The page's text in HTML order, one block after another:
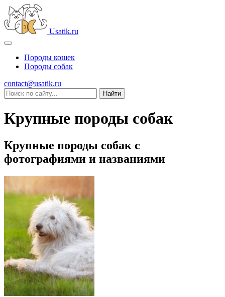
Usatik.ru
Породы кошек
Породы собак
contact@usatik.ru
Крупные породы собак
Крупные породы собак с
фотографиями и названиями